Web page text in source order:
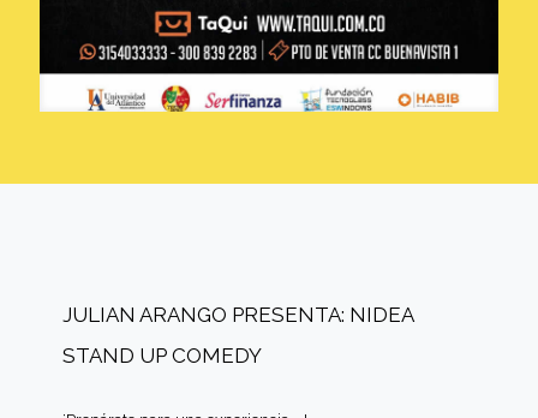
JULIAN ARANGO PRESENTA: NIDEA
STAND UP COMEDY